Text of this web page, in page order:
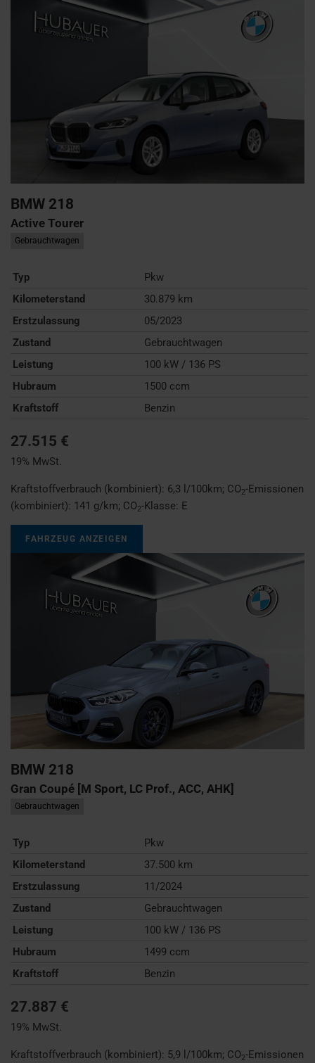
BMW 218
Active Tourer
Gebrauchtwagen
Typ
Pkw
Kilometerstand
30.879 km
Erstzulassung
05/2023
Zustand
Gebrauchtwagen
Leistung
100 kW / 136 PS
Hubraum
1500 ccm
Kraftstoff
Benzin
27.515 €
19% MwSt.
Kraftstoffverbrauch (kombiniert): 6,3 l/100km; CO2-Emissionen
(kombiniert): 141 g/km; CO2-Klasse: E
FAHRZEUG ANZEIGEN
BMW 218
Gran Coupé [M Sport, LC Prof., ACC, AHK]
Gebrauchtwagen
Typ
Pkw
Kilometerstand
37.500 km
Erstzulassung
11/2024
Zustand
Gebrauchtwagen
Leistung
100 kW / 136 PS
Hubraum
1499 ccm
Kraftstoff
Benzin
27.887 €
19% MwSt.
Kraftstoffverbrauch (kombiniert): 5,9 l/100km; CO2-Emissionen